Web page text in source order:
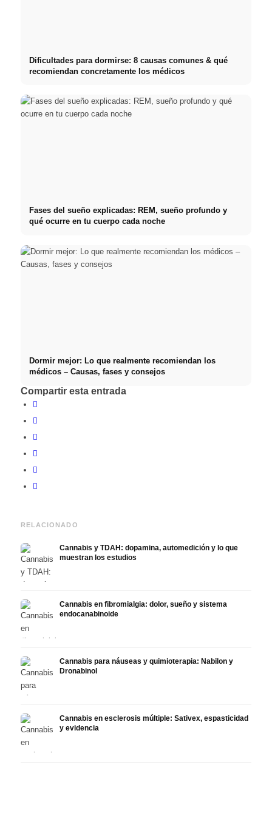
Dificultades para dormirse: 8 causas comunes & qué
recomiendan concretamente los médicos
Fases del sueño explicadas: REM, sueño profundo y
qué ocurre en tu cuerpo cada noche
Dormir mejor: Lo que realmente recomiendan los
médicos – Causas, fases y consejos
Compartir esta entrada
RELACIONADO
Cannabis y TDAH: dopamina, automedición y lo que
muestran los estudios
Cannabis en fibromialgia: dolor, sueño y sistema
endocanabinoide
Cannabis para náuseas y quimioterapia: Nabilon y
Dronabinol
Cannabis en esclerosis múltiple: Sativex, espasticidad
y evidencia